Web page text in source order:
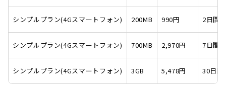
シンプルプラン(4Gスマートフォン) 200MB 990円 2日間
シンプルプラン(4Gスマートフォン) 700MB 2,970円 7日間
シンプルプラン(4Gスマートフォン) 3GB 5,478円 30日間